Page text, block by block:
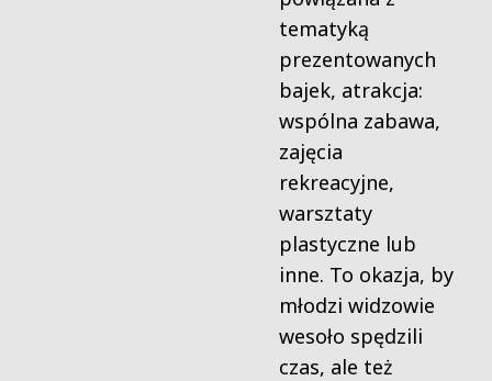
tematyką
prezentowanych
bajek, atrakcja:
wspólna zabawa,
zajęcia
rekreacyjne,
warsztaty
plastyczne lub
inne. To okazja, by
młodzi widzowie
wesoło spędzili
czas, ale też